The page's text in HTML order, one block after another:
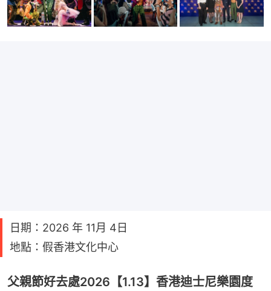
日期：2026 年 11月 4日
地點：假香港文化中心
父親節好去處2026【1.13】香港迪士尼樂園度